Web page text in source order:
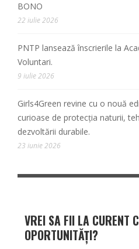
BONO
22 iulie 2026
PNTP lansează înscrierile la
Voluntari.
9 iulie 2026
Girls4Green revine cu o nouă
curioase de protecția naturii,
dezvoltării durabile.
23 iunie 2026
VREI SA FII LA CURENT
OPORTUNITĂȚI?